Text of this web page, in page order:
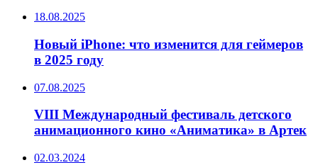
18.08.2025
Новый iPhone: что изменится для геймеров
в 2025 году
07.08.2025
VIII Международный фестиваль детского
анимационного кино «Аниматика» в Артек
02.03.2024